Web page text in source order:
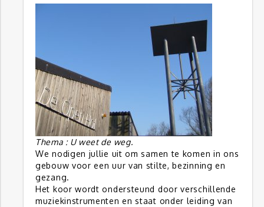
Thema : U weet de weg.
We nodigen jullie uit om samen te komen in ons
gebouw voor een uur van stilte, bezinning en
gezang.
Het koor wordt ondersteund door verschillende
muziekinstrumenten en staat onder leiding van